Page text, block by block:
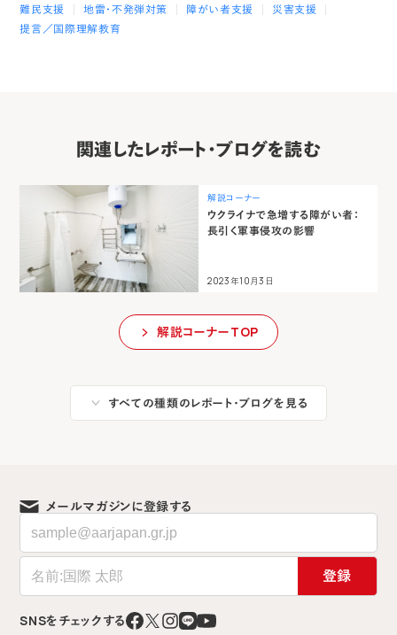
難民支援 地雷・不発弾対策 障がい者支援
災害支援
提言／国際理解教育
関連したレポート・ブログを読む
解説コーナー
ウクライナで急増する障がい者：
長引く軍事侵攻の影響
2023年10月3日
解説コーナーTOP
すべての種類のレポート・ブログを見る
メールマガジンに登録する
登録
SNSをチェックする